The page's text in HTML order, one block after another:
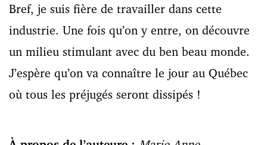
Bref, je suis fière de travailler dans cette
industrie. Une fois qu’on y entre, on découvre
un milieu stimulant avec du ben beau monde.
J’espère qu’on va connaître le jour au Québec
où tous les préjugés seront dissipés !